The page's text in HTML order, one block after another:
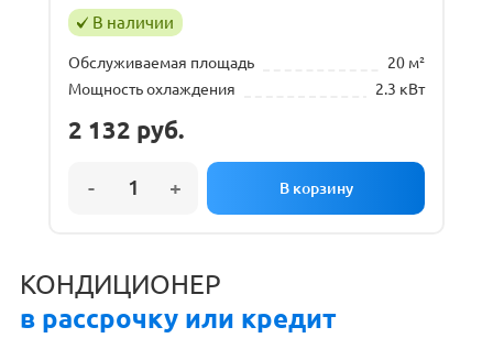
В наличии
Обслуживаемая площадь
20 м²
Мощность охлаждения
2.3 кВт
2 132 руб.
КОНДИЦИОНЕР
в рассрочку или кредит